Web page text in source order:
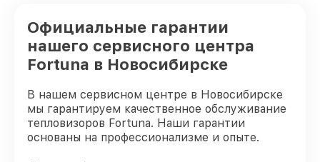
Официальные гарантии
нашего сервисного центра
Fortuna в Новосибирске
В нашем сервисном центре в Новосибирске
мы гарантируем качественное обслуживание
тепловизоров Fortuna. Наши гарантии
основаны на профессионализме и опыте.